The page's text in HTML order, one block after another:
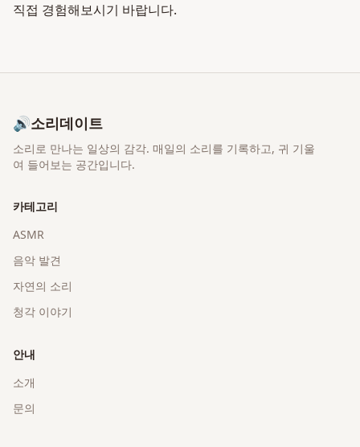
직접 경험해보시기 바랍니다.
🔊소리데이트
소리로 만나는 일상의 감각. 매일의 소리를 기록하고, 귀 기울
여 들어보는 공간입니다.
카테고리
ASMR
음악 발견
자연의 소리
청각 이야기
안내
소개
문의